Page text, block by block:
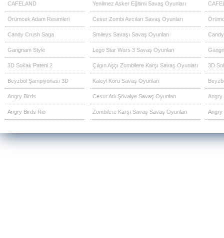
CAFELAND
Örümcek Adam Resimleri
Candy Crush Saga
Gangnam Style
3D Sokak Pateni 2
Beyzbol Şampiyonası 3D
Angry Birds
Angry Birds Rio
Yenilmez Asker Eğitimi Savaş Oyunları
Cesur Zombi Avcıları Savaş Oyunları
Smileys Savaşı Savaş Oyunları
Lego Star Wars 3 Savaş Oyunları
Çılgın Aşçı Zombilere Karşı Savaş Oyunları
Kaleyi Koru Savaş Oyunları
Cesur Atlı Şövalye Savaş Oyunları
Zombilere Karşı Savaş Savaş Oyunları
3D
Angry
Angry